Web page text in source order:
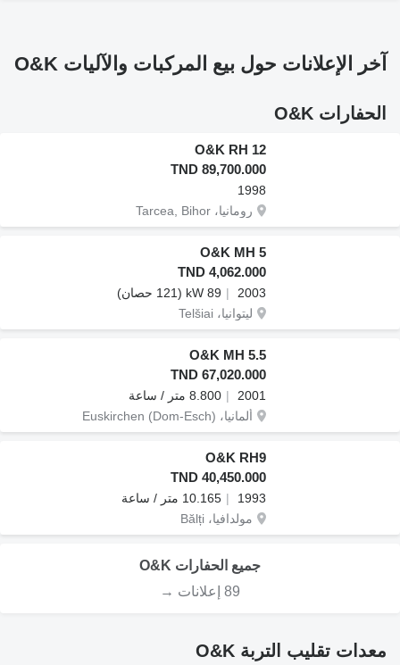
آخر الإعلانات حول بيع المركبات والآليات O&K
الحفارات O&K
O&K RH 12
TND 89,700.000
1998
رومانيا، Tarcea, Bihor
O&K MH 5
TND 4,062.000
2003
89 kW (121 حصان)
ليتوانيا، Telšiai
O&K MH 5.5
TND 67,020.000
2001
8.800 متر / ساعة
ألمانيا، Euskirchen (Dom-Esch)
O&K RH9
TND 40,450.000
1993
10.165 متر / ساعة
مولدافيا، Bălți
جميع الحفارات O&K
89 إعلانات →
معدات تقليب التربة O&K